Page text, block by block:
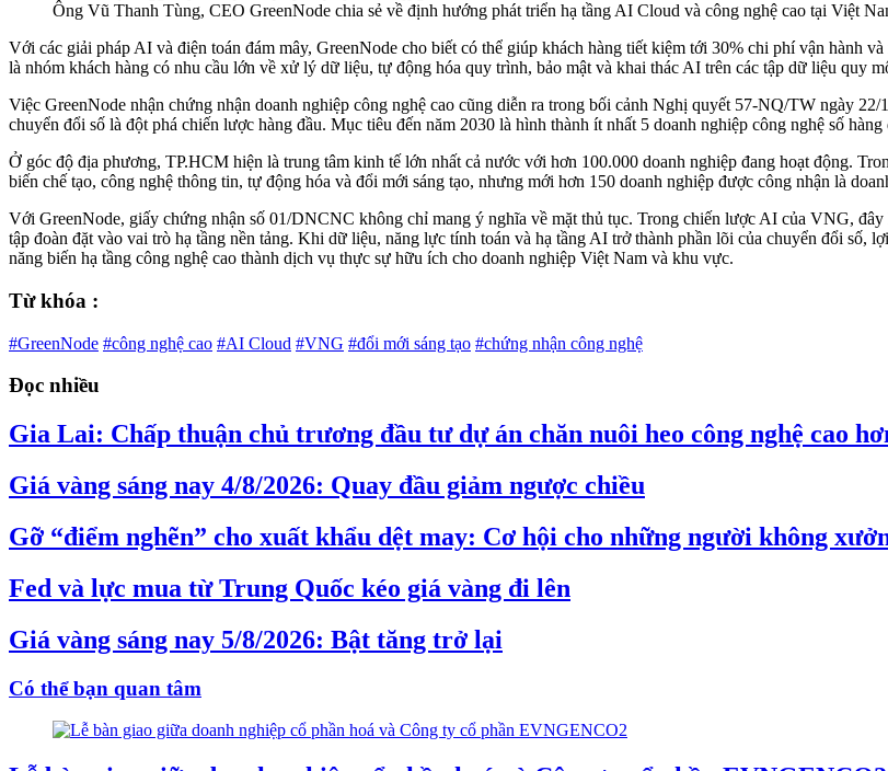
Ông Vũ Thanh Tùng, CEO GreenNode chia sẻ về định hướng phát triển hạ tầng AI Cloud và công nghệ cao tại Việt
Với các giải pháp AI và điện toán đám mây, GreenNode cho biết có thể giúp khách hàng tiết kiệm tới 30% chi phí vận hành
là nhóm khách hàng có nhu cầu lớn về xử lý dữ liệu, tự động hóa quy trình, bảo mật và khai thác AI trên các tập dữ liệu quy
Việc GreenNode nhận chứng nhận doanh nghiệp công nghệ cao cũng diễn ra trong bối cảnh Nghị quyết 57-NQ/TW ngày
chuyển đổi số là đột phá chiến lược hàng đầu. Mục tiêu đến năm 2030 là hình thành ít nhất 5 doanh nghiệp công nghệ số
Ở góc độ địa phương, TP.HCM hiện là trung tâm kinh tế lớn nhất cả nước với hơn 100.000 doanh nghiệp đang hoạt động.
biến chế tạo, công nghệ thông tin, tự động hóa và đổi mới sáng tạo, nhưng mới hơn 150 doanh nghiệp được công nhận là
Với GreenNode, giấy chứng nhận số 01/DNCNC không chỉ mang ý nghĩa về mặt thủ tục. Trong chiến lược AI của VNG,
tập đoàn đặt vào vai trò hạ tầng nền tảng. Khi dữ liệu, năng lực tính toán và hạ tầng AI trở thành phần lõi của chuyển đổi số,
năng biến hạ tầng công nghệ cao thành dịch vụ thực sự hữu ích cho doanh nghiệp Việt Nam và khu vực.
Từ khóa :
#GreenNode #công nghệ cao #AI Cloud #VNG #đổi mới sáng tạo #chứng nhận công nghệ
Đọc nhiều
Gia Lai: Chấp thuận chủ trương đầu tư dự án chăn nuôi heo công nghệ cao
Giá vàng sáng nay 4/8/2026: Quay đầu giảm ngược chiều
Gỡ “điểm nghẽn” cho xuất khẩu dệt may: Cơ hội cho những người không
Fed và lực mua từ Trung Quốc kéo giá vàng đi lên
Giá vàng sáng nay 5/8/2026: Bật tăng trở lại
Có thể bạn quan tâm